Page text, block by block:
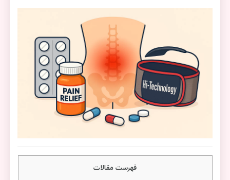
فهرست مقالات